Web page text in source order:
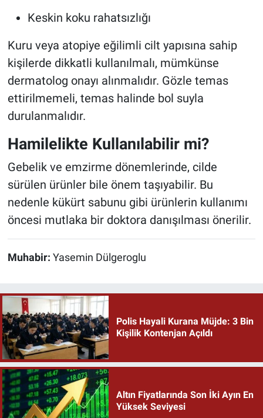
Keskin koku rahatsızlığı
Kuru veya atopiye eğilimli cilt yapısına sahip
kişilerde dikkatli kullanılmalı, mümkünse
dermatolog onayı alınmalıdır. Gözle temas
ettirilmemeli, temas halinde bol suyla
durulanmalıdır.
Hamilelikte Kullanılabilir mi?
Gebelik ve emzirme dönemlerinde, cilde
sürülen ürünler bile önem taşıyabilir. Bu
nedenle kükürt sabunu gibi ürünlerin kullanımı
öncesi mutlaka bir doktora danışılması önerilir.
Muhabir: Yasemin Dülgeroglu
Polis Hayali Kurana Müjde: 3 Bin
Kişilik Kontenjan Açıldı
Altın Fiyatlarında Son İki Ayın En
Yüksek Seviyesi